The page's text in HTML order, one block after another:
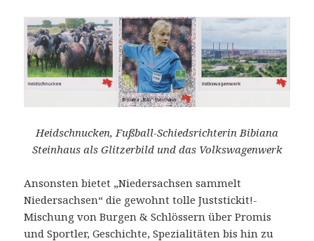
Heidschnucken, Fußball-Schiedsrichterin Bibiana
Steinhaus als Glitzerbild und das Volkswagenwerk
Ansonsten bietet „Niedersachsen sammelt
Niedersachsen“ die gewohnt tolle Juststickit!-
Mischung von Burgen & Schlössern über Promis
und Sportler, Geschichte, Spezialitäten bis hin zu